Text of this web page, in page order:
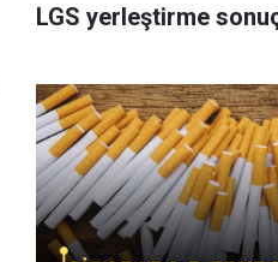
LGS yerleştirme